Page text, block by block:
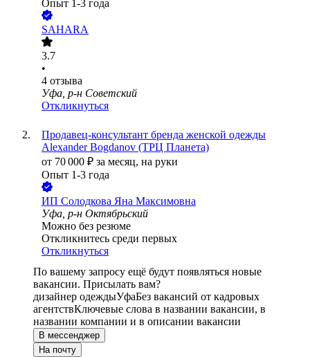
Опыт 1-3 года
SAHARA
3.7
•
4 отзыва
Уфа, р-н Советский
Откликнуться
Продавец-консультант бренда женской одежды
Alexander Bogdanov (ТРЦ Планета)
от 70 000 ₽ за месяц, на руки
Опыт 1-3 года
ИП Солодкова Яна Максимовна
Уфа, р-н Октябрьский
Можно без резюме
Откликнитесь среди первых
Откликнуться
По вашему запросу ещё будут появляться новые
вакансии. Присылать вам?
дизайнер одеждыУфаБез вакансий от кадровых
агентствКлючевые слова в названии вакансии, в
названии компании и в описании вакансии
В мессенджер
На почту